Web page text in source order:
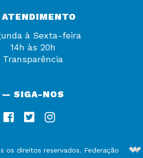
à Sexta-feira
14h às 20h
Transparência
— SIGA-NOS
os direitos reservados. Federação